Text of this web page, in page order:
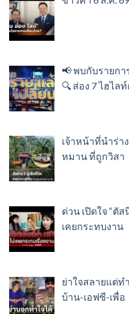
📢 พบกับรายกา
🔍 ส่อง 7 ไฮไล
เจ้าหน้าที่นำร่า
หมาน ที่ถูกวิสา
ด่วน เปิดใจ “ตั
เคยกระทบงาน
ย่าใจสลายแต่ท
บ้าน-เอฟซี-เพื่อ